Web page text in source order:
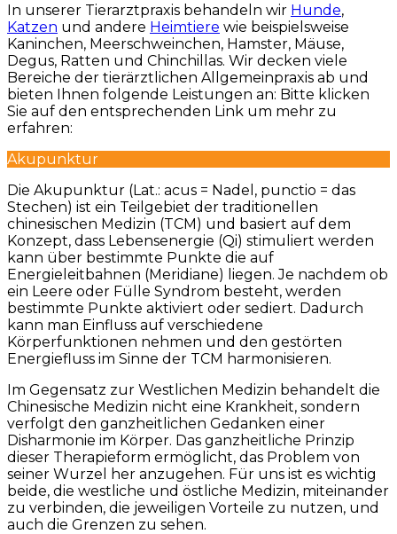
In unserer Tierarztpraxis behandeln wir Hunde,
Katzen und andere Heimtiere wie beispielsweise
Kaninchen, Meerschweinchen, Hamster, Mäuse,
Degus, Ratten und Chinchillas. Wir decken viele
Bereiche der tierärztlichen Allgemeinpraxis ab und
bieten Ihnen folgende Leistungen an: Bitte klicken
Sie auf den entsprechenden Link um mehr zu
erfahren:
Akupunktur
Die Akupunktur (Lat.: acus = Nadel, punctio = das
Stechen) ist ein Teilgebiet der traditionellen
chinesischen Medizin (TCM) und basiert auf dem
Konzept, dass Lebensenergie (Qi) stimuliert werden
kann über bestimmte Punkte die auf
Energieleitbahnen (Meridiane) liegen. Je nachdem ob
ein Leere oder Fülle Syndrom besteht, werden
bestimmte Punkte aktiviert oder sediert. Dadurch
kann man Einfluss auf verschiedene
Körperfunktionen nehmen und den gestörten
Energiefluss im Sinne der TCM harmonisieren.
Im Gegensatz zur Westlichen Medizin behandelt die
Chinesische Medizin nicht eine Krankheit, sondern
verfolgt den ganzheitlichen Gedanken einer
Disharmonie im Körper. Das ganzheitliche Prinzip
dieser Therapieform ermöglicht, das Problem von
seiner Wurzel her anzugehen. Für uns ist es wichtig
beide, die westliche und östliche Medizin, miteinander
zu verbinden, die jeweiligen Vorteile zu nutzen, und
auch die Grenzen zu sehen.